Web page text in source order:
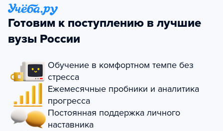
Готовим к поступлению в лучшие
вузы России
Обучение в комфортном темпе без
стресса
Ежемесячные пробники и аналитика
прогресса
Постоянная поддержка личного
наставника